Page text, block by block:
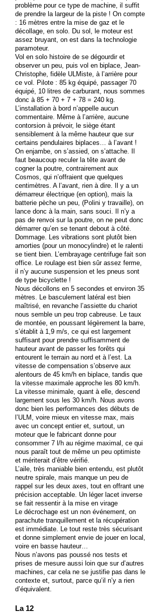
problème pour ce type de machine, il suffit
de prendre la largeur de la piste ! On compte
: 16 mètres entre la mise de gaz et le
décollage, en solo. Du sol, le moteur est
assez bruyant, on est dans la technologie
paramoteur.
Vol en solo histoire de se dégourdir et
observer un peu, puis vol en biplace, Jean-
Christophe, fidèle ULMiste, à l’arrière pour
ce vol. Pilote : 85 kg équipé, passager 70
équipé, 10 litres de carburant, nous sommes
donc à 85 + 70 + 7 + 78 = 240 kg.
L’installation à bord n’appelle aucun
commentaire. Même à l’arrière, aucune
contorsion à prévoir, le siège étant
sensiblement à la même hauteur que sur
certains pendulaires biplaces… à l’avant !
On enjambe, on s’assied, on s’attache. Il
faut beaucoup reculer la tête avant de
cogner la poutre, contrairement aux
Cosmos, qui n’offraient que quelques
centimètres. A l’avant, rien à dire. Il y a un
démarreur électrique (en option), mais la
batterie pèche un peu, (Polini y travaille), on
lance donc à la main, sans souci. Il n’y a
pas de renvoi sur la poutre, on ne peut donc
démarrer qu’en se tenant debout à côté.
Dommage. Les vibrations sont plutôt bien
amorties (pour un monocylindre) et le ralenti
se tient bien. L’embrayage centrifuge fait son
office. Le roulage est bien sûr assez ferme,
il n’y aucune suspension et les pneus sont
de type bicyclette !
Nous décollons en 5 secondes et environ 35
mètres. Le basculement latéral est bien
maîtrisé, en revanche l’assiette du chariot
nous semble un peu trop cabreuse. Le taux
de montée, en poussant légèrement la barre,
s’établit à 1,9 m/s, ce qui est largement
suffisant pour prendre suffisamment de
hauteur avant de passer les forêts qui
entourent le terrain au nord et à l’est. La
vitesse de compensation s’observe aux
alentours de 45 km/h en biplace, tandis que
la vitesse maximale approche les 80 km/h.
La vitesse minimale, quant à elle, descend
largement sous les 30 km/h. Nous avons
donc bien les performances des débuts de
l’ULM, voire mieux en vitesse max, mais
avec un concept entier et, surtout, un
moteur que le fabricant donne pour
consommer 7 l/h au régime maximal, ce qui
nous paraît tout de même un peu optimiste
et mériterait d’être vérifié.
L’aile, très maniable bien entendu, est plutôt
neutre spirale, mais manque un peu de
rappel sur les deux axes, tout en offrant une
précision acceptable. Un léger lacet inverse
se fait ressentir à la mise en virage
Le décrochage est un non événement, on
parachute tranquillement et la récupération
est immédiate. Le tout reste très sécurisant
et donne simplement envie de jouer en local,
voire en basse hauteur…
Nous n’avons pas poussé nos tests et
prises de mesure aussi loin que sur d’autres
machines, car cela ne se justifie pas dans le
contexte et, surtout, parce qu’il n’y a rien
d’équivalent.
La 12